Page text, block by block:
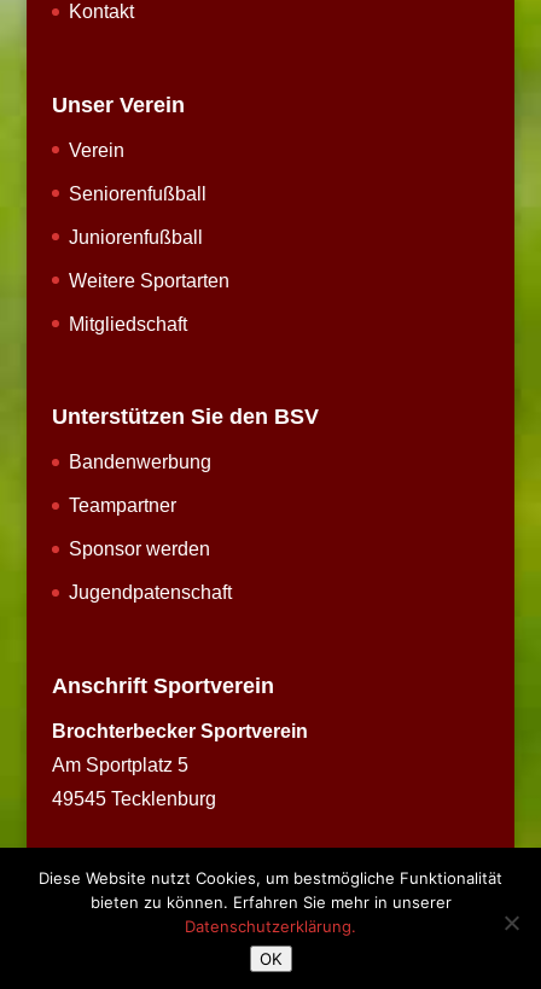
Kontakt
Unser Verein
Verein
Seniorenfußball
Juniorenfußball
Weitere Sportarten
Mitgliedschaft
Unterstützen Sie den BSV
Bandenwerbung
Teampartner
Sponsor werden
Jugendpatenschaft
Anschrift Sportverein
Brochterbecker Sportverein
Am Sportplatz 5
49545 Tecklenburg
Copyright © 2026 BSV Brochterbeck
Diese Website nutzt Cookies, um bestmögliche Funktionalität
bieten zu können. Erfahren Sie mehr in unserer
Datenschutzerklärung.
OK